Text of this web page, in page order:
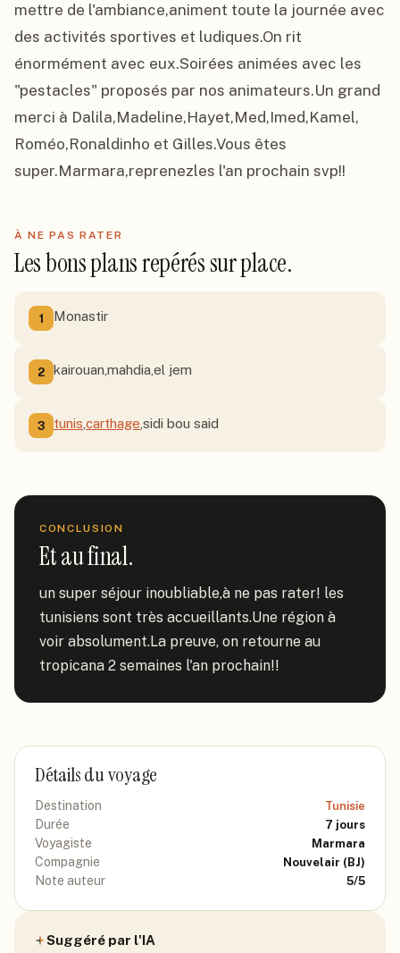
mettre de l'ambiance,animent toute la journée avec
des activités sportives et ludiques.On rit
énormément avec eux.Soirées animées avec les
"pestacles" proposés par nos animateurs.Un grand
merci à Dalila,Madeline,Hayet,Med,Imed,Kamel,
Roméo,Ronaldinho et Gilles.Vous êtes
super.Marmara,reprenezles l'an prochain svp!!
À NE PAS RATER
Les bons plans repérés sur place.
1 Monastir
2 kairouan,mahdia,el jem
3 tunis carthage ,sidi bou said
CONCLUSION
Et au final.
un super séjour inoubliable,à ne pas rater! les
tunisiens sont très accueillants.Une région à
voir absolument.La preuve, on retourne au
tropicana 2 semaines l'an prochain!!
Détails du voyage
Destination Tunisie
Durée 7 jours
Voyagiste Marmara
Compagnie Nouvelair (BJ)
Note auteur 5/5
Suggéré par l'IA